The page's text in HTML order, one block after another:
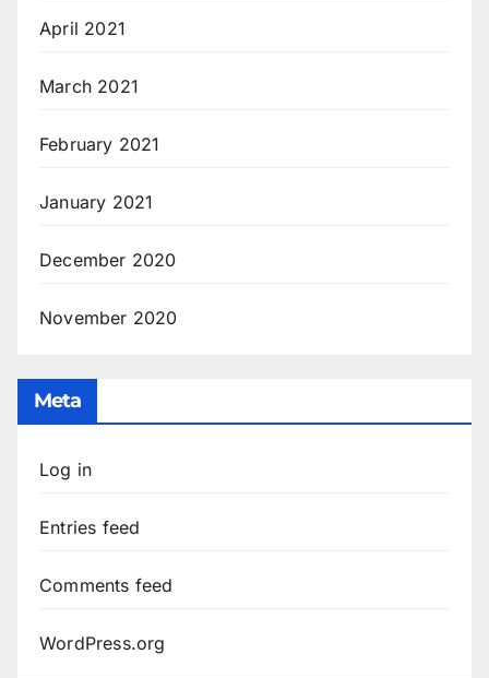
April 2021
March 2021
February 2021
January 2021
December 2020
November 2020
Meta
Log in
Entries feed
Comments feed
WordPress.org